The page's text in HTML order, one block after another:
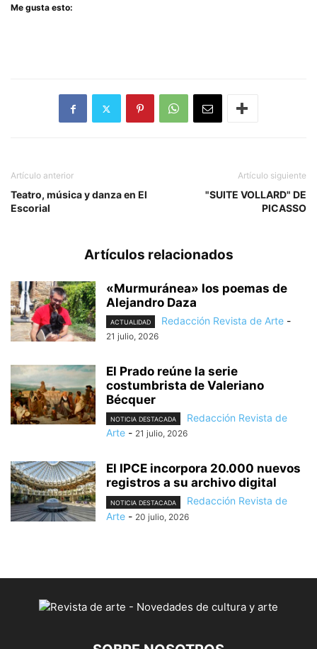
Me gusta esto:
Artículo anterior
Teatro, música y danza en El
Escorial
Artículo siguiente
"SUITE VOLLARD" DE
PICASSO
Artículos relacionados
«Murmuránea» los poemas de
Alejandro Daza
ACTUALIDAD Redacción Revista de Arte -
21 julio, 2026
El Prado reúne la serie
costumbrista de Valeriano
Bécquer
NOTICIA DESTACADA
Redacción Revista de
Arte - 21 julio, 2026
El IPCE incorpora 20.000 nuevos
registros a su archivo digital
NOTICIA DESTACADA
Redacción Revista de
Arte - 20 julio, 2026